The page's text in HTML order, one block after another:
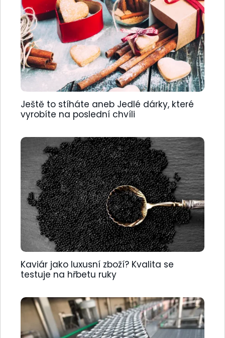
Ještě to stíháte aneb Jedlé dárky, které
vyrobíte na poslední chvíli
Kaviár jako luxusní zboží? Kvalita se
testuje na hřbetu ruky